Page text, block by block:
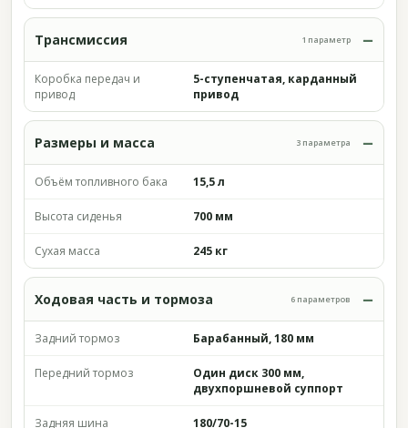
Трансмиссия 1 параметр
Коробка передач и
привод
5-ступенчатая, карданный
привод
Размеры и масса 3 параметра
Объём топливного бака 15,5 л
Высота сиденья 700 мм
Сухая масса 245 кг
Ходовая часть и тормоза 6 параметров
Задний тормоз Барабанный, 180 мм
Передний тормоз
Один диск 300 мм,
двухпоршневой суппорт
Задняя шина 180/70-15